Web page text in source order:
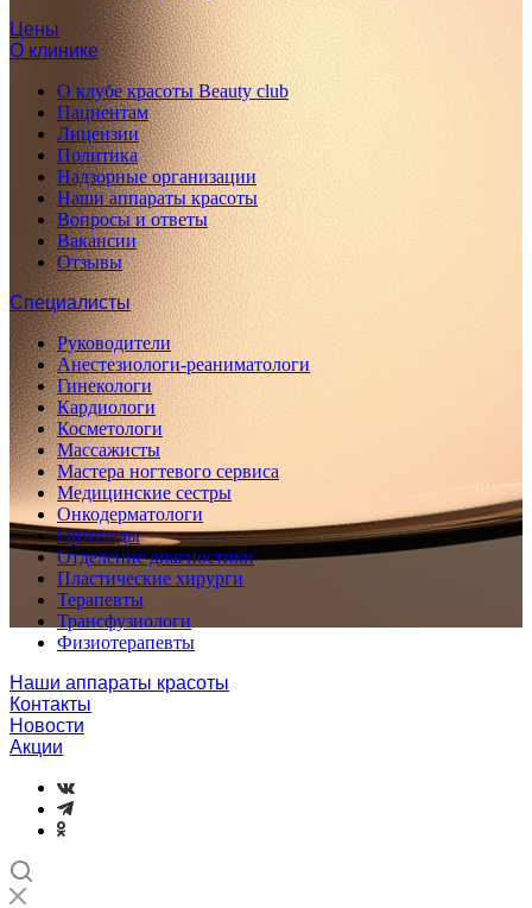
Цены
О клинике
О клубе красоты Beauty club
Пациентам
Лицензии
Политика
Надзорные организации
Наши аппараты красоты
Вопросы и ответы
Вакансии
Отзывы
Специалисты
Руководители
Анестезиологи-реаниматологи
Гинекологи
Кардиологи
Косметологи
Массажисты
Мастера ногтевого сервиса
Медицинские сестры
Онкодерматологи
Ортопеды
Отделение диагностики
Пластические хирурги
Терапевты
Трансфузиологи
Физиотерапевты
Наши аппараты красоты
Контакты
Новости
Акции